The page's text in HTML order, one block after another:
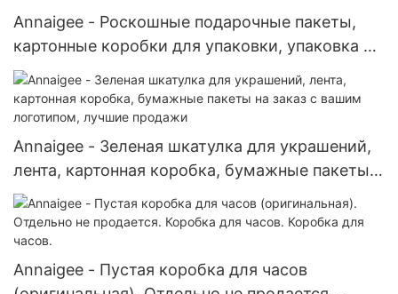
Annaigee - Роскошные подарочные пакеты,
картонные коробки для упаковки, упаковка из
упаковочной бумаги на заказ для одежды,
обуви и ювелирных изделий, подарочные
коробки.
Annaigee - Зеленая шкатулка для украшений,
лента, картонная коробка, бумажные пакеты
на заказ с вашим логотипом, лучшие продажи
Annaigee - Пустая коробка для часов